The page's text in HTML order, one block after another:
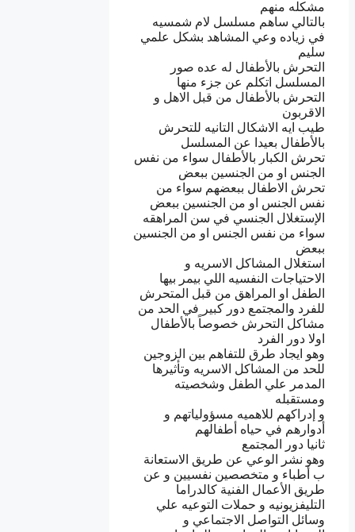
مشكله منهم
بالتالي ساهم مسلسل لام شمسيه
في زياده وعي المشاهد بشكل علمي
سليم
التحرش بالأطفال له عده صور
المسلسل اتكلم عن جزء منها
التحرش بالأطفال من قبل الاهل و
الاقربون
طيب ايه الاشكال التانيه للتحرش
بالأطفال بعيدا عن المسلسل
تحرش الكبار بالأطفال سواء من نفس
الجنس او من الجنسين ببعض
تحرش الاطفال ببعضهم سواء من
نفس الجنس او من الجنسين ببعض
الإستغلال الجنسي في سن المراهقه
سواء من نفس الجنس او من الجنسين
ببعض
استغلال المشاكل الاسريه و
الاحتياجات النفسيه اللي بيمر بيها
الطفل او المراهق من قبل المتحرش
للفرد والمجتمع دور كبير في الحد من
مشاكل التحرش خصوصاً بالأطفال
اولا دور الفرد
وهو ايجاد طرق للتفاهم بين الزوجين
للحد من المشاكل الاسريه وتأثيرها
المدمر علي الطفل وشخصيته
ومستقبله
و إدراكهم للاهميه مسؤولياتهم و
أدوارهم في حياه أطفالهم
ثانيا دور المجتمع
وهو نشر الوعي عن طريق الاستعانة
ب أطباء و متخصصين نفسيين و عن
طريق الأعمال الفنية كالدراما
التليفزيونيه و حملات التوعيه علي
وسائل التواصل الاجتماعي و